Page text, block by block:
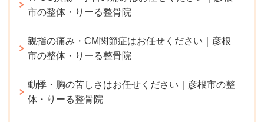
市の整体・りーる整骨院
親指の痛み・CM関節症はお任せください｜彦根
市の整体・りーる整骨院
動悸・胸の苦しさはお任せください｜彦根市の整
体・りーる整骨院